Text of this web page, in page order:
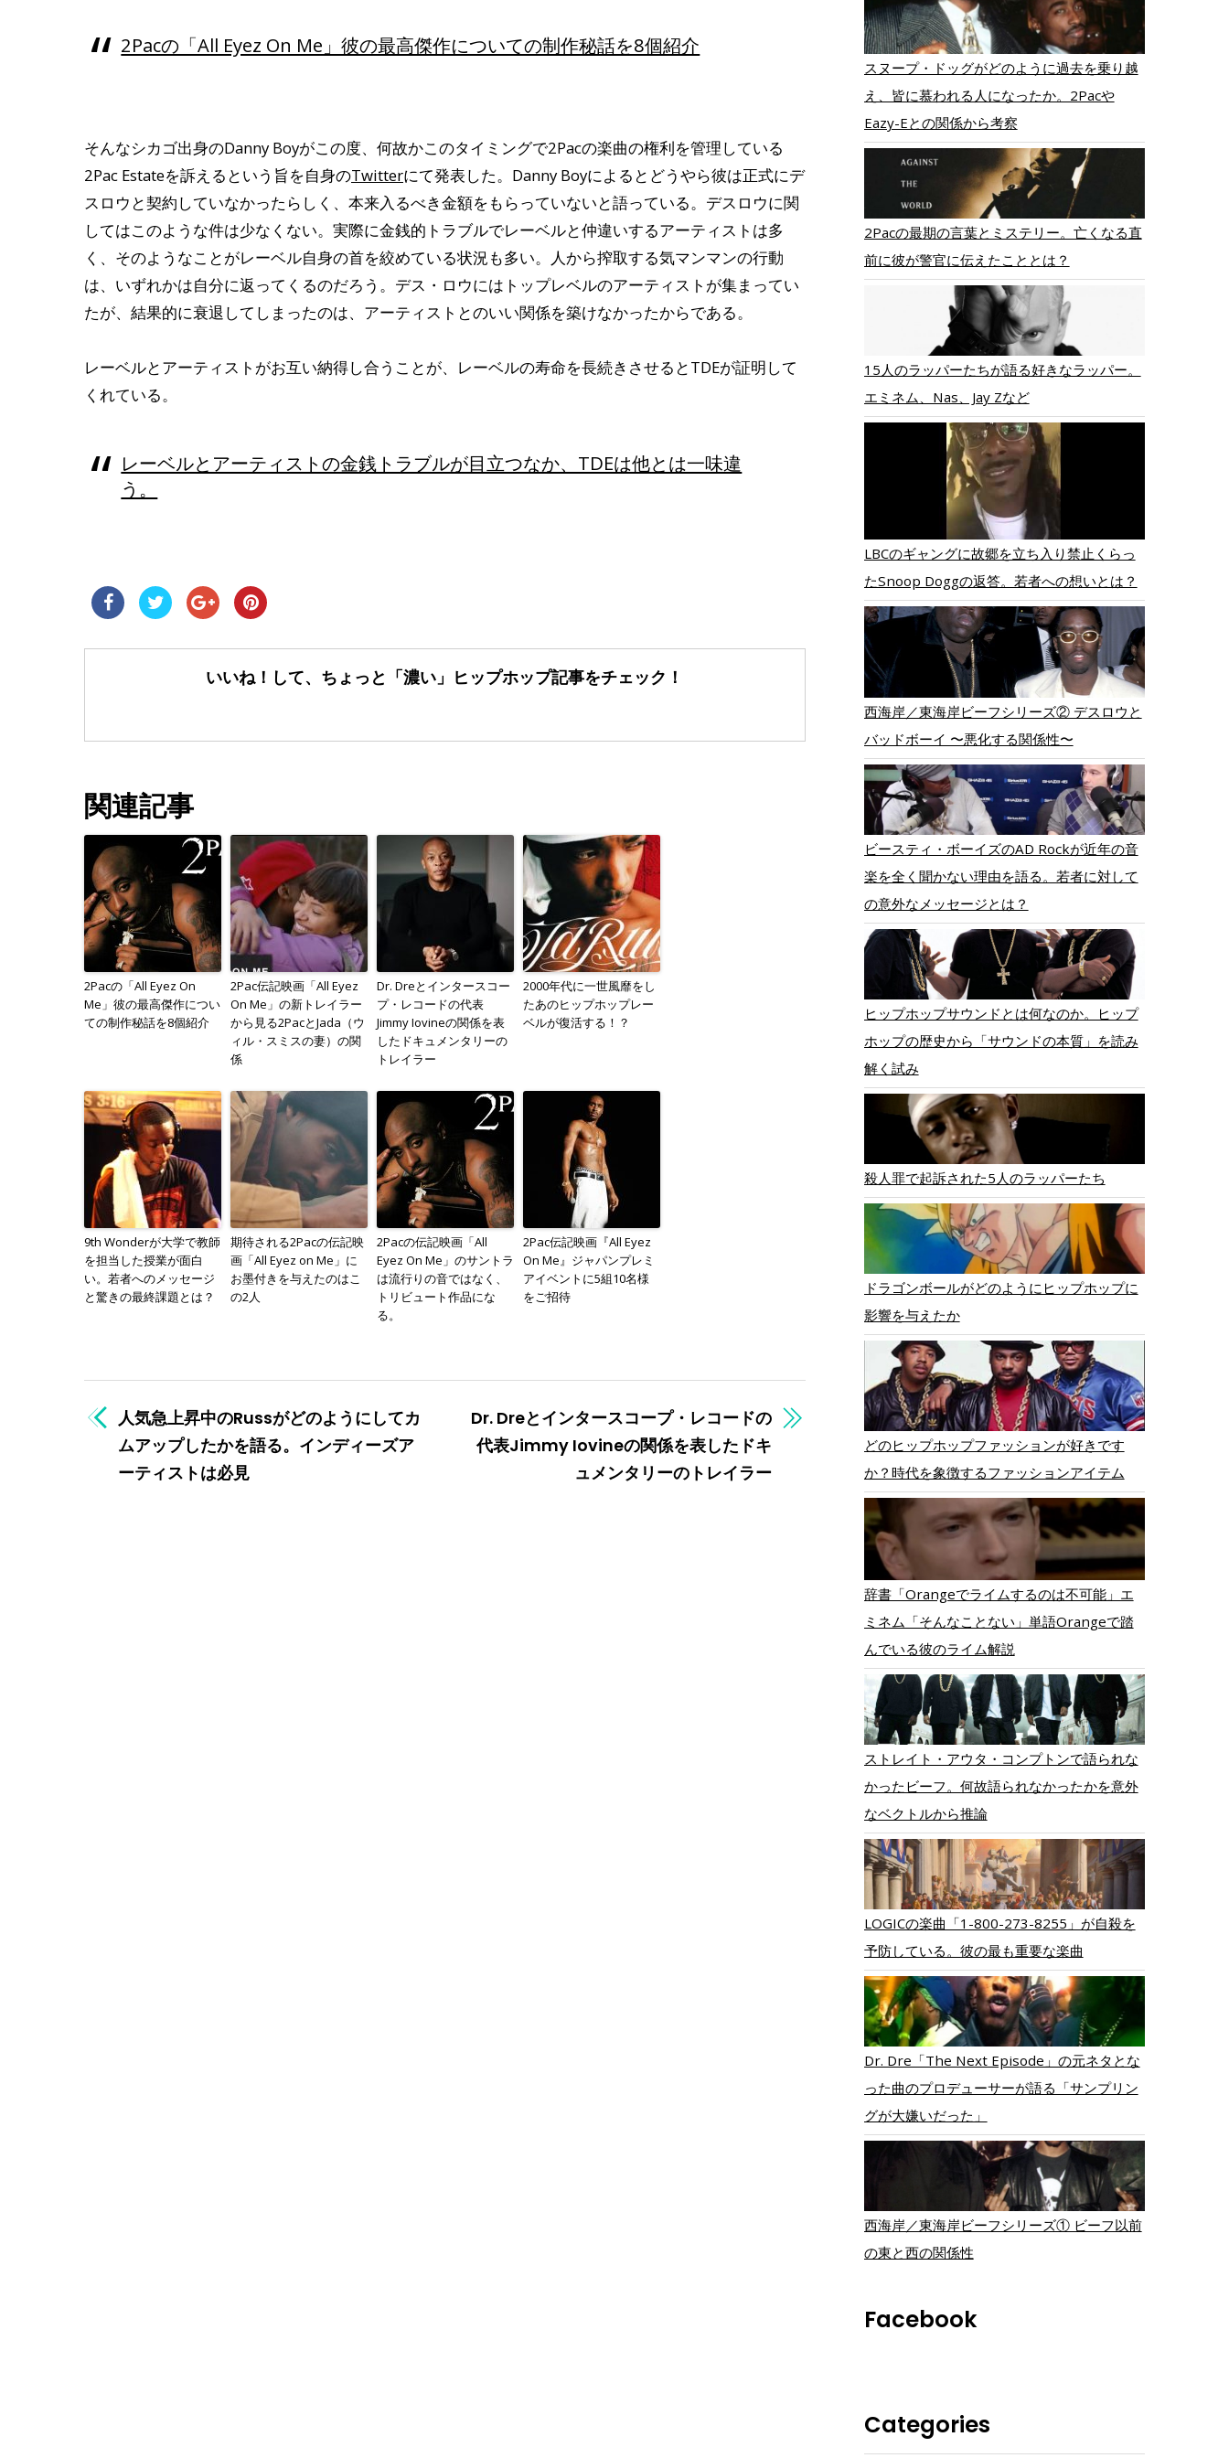
2Pacの「All Eyez On Me」彼の最高傑作についての制作秘話を8個紹介
そんなシカゴ出身のDanny Boyがこの度、何故かこのタイミングで2Pacの楽曲の権利を管理している
2Pac Estateを訴えるという旨を自身のTwitterにて発表した。Danny Boyによるとどうやら彼は正式にデ
スロウと契約していなかったらしく、本来入るべき金額をもらっていないと語っている。デスロウに関
してはこのような件は少なくない。実際に金銭的トラブルでレーベルと仲違いするアーティストは多
く、そのようなことがレーベル自身の首を絞めている状況も多い。人から搾取する気マンマンの行動
は、いずれかは自分に返ってくるのだろう。デス・ロウにはトップレベルのアーティストが集まってい
たが、結果的に衰退してしまったのは、アーティストとのいい関係を築けなかったからである。
レーベルとアーティストがお互い納得し合うことが、レーベルの寿命を長続きさせるとTDEが証明して
くれている。
レーベルとアーティストの金銭トラブルが目立つなか、TDEは他とは一味違
う。
いいね！して、ちょっと「濃い」 ヒップホップ記事をチェック！
関連記事
2Pacの「All Eyez On
Me」彼の最高傑作につい
ての制作秘話を8個紹介
2Pac伝記映画「All Eyez
On Me」の新トレイラー
から見る2PacとJada（ウ
ィル・スミスの妻）の関
係
Dr. Dreとインタースコー
プ・レコードの代表
Jimmy Iovineの関係を表
したドキュメンタリーの
トレイラー
2000年代に一世風靡をし
たあのヒップホップレー
ベルが復活する！？
9th Wonderが大学で教師
を担当した授業が面白
い。若者へのメッセージ
と驚きの最終課題とは？
期待される2Pacの伝記映
画「All Eyez on Me」に
お墨付きを与えたのはこ
の2人
2Pacの伝記映画「All
Eyez On Me」のサントラ
は流行りの音ではなく、
トリビュート作品にな
る。
2Pac伝記映画『All Eyez
On Me』ジャパンプレミ
アイベントに5組10名様
をご招待
人気急上昇中のRussがどのようにしてカ
ムアップしたかを語る。インディーズア
ーティストは必見
Dr. Dreとインタースコープ・レコードの
代表Jimmy Iovineの関係を表したドキ
ュメンタリーのトレイラー
スヌープ・ドッグがどのように過去を乗り越
え、皆に慕われる人になったか。2Pacや
Eazy-Eとの関係から考察
2Pacの最期の言葉とミステリー。亡くなる直
前に彼が警官に伝えたこととは？
15人のラッパーたちが語る好きなラッパー。
エミネム、Nas、Jay Zなど
LBCのギャングに故郷を立ち入り禁止くらっ
たSnoop Doggの返答。若者への想いとは？
西海岸／東海岸ビーフシリーズ② デスロウと
バッドボーイ 〜悪化する関係性〜
ビースティ・ボーイズのAD Rockが近年の音
楽を全く聞かない理由を語る。若者に対して
の意外なメッセージとは？
ヒップホップサウンドとは何なのか。ヒップ
ホップの歴史から「サウンドの本質」を読み
解く試み
殺人罪で起訴された5人のラッパーたち
ドラゴンボールがどのようにヒップホップに
影響を与えたか
どのヒップホップファッションが好きです
か？時代を象徴するファッションアイテム
辞書「Orangeでライムするのは不可能」エ
ミネム「そんなことない」単語Orangeで踏
んでいる彼のライム解説
ストレイト・アウタ・コンプトンで語られな
かったビーフ。何故語られなかったかを意外
なベクトルから推論
LOGICの楽曲「1-800-273-8255」が自殺を
予防している。彼の最も重要な楽曲
Dr. Dre「The Next Episode」の元ネタとな
った曲のプロデューサーが語る「サンプリン
グが大嫌いだった」
西海岸／東海岸ビーフシリーズ① ビーフ以前
の東と西の関係性
Facebook
Categories